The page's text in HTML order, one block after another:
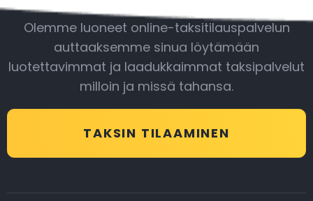
Olemme luoneet online-taksitilauspalvelun
auttaaksemme sinua löytämään
luotettavimmat ja laadukkaimmat taksipalvelut
milloin ja missä tahansa.
TAKSIN TILAAMINEN